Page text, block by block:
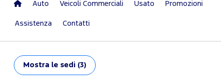
Auto Veicoli Commerciali Usato Promozioni
Assistenza Contatti
Mostra le sedi (3)